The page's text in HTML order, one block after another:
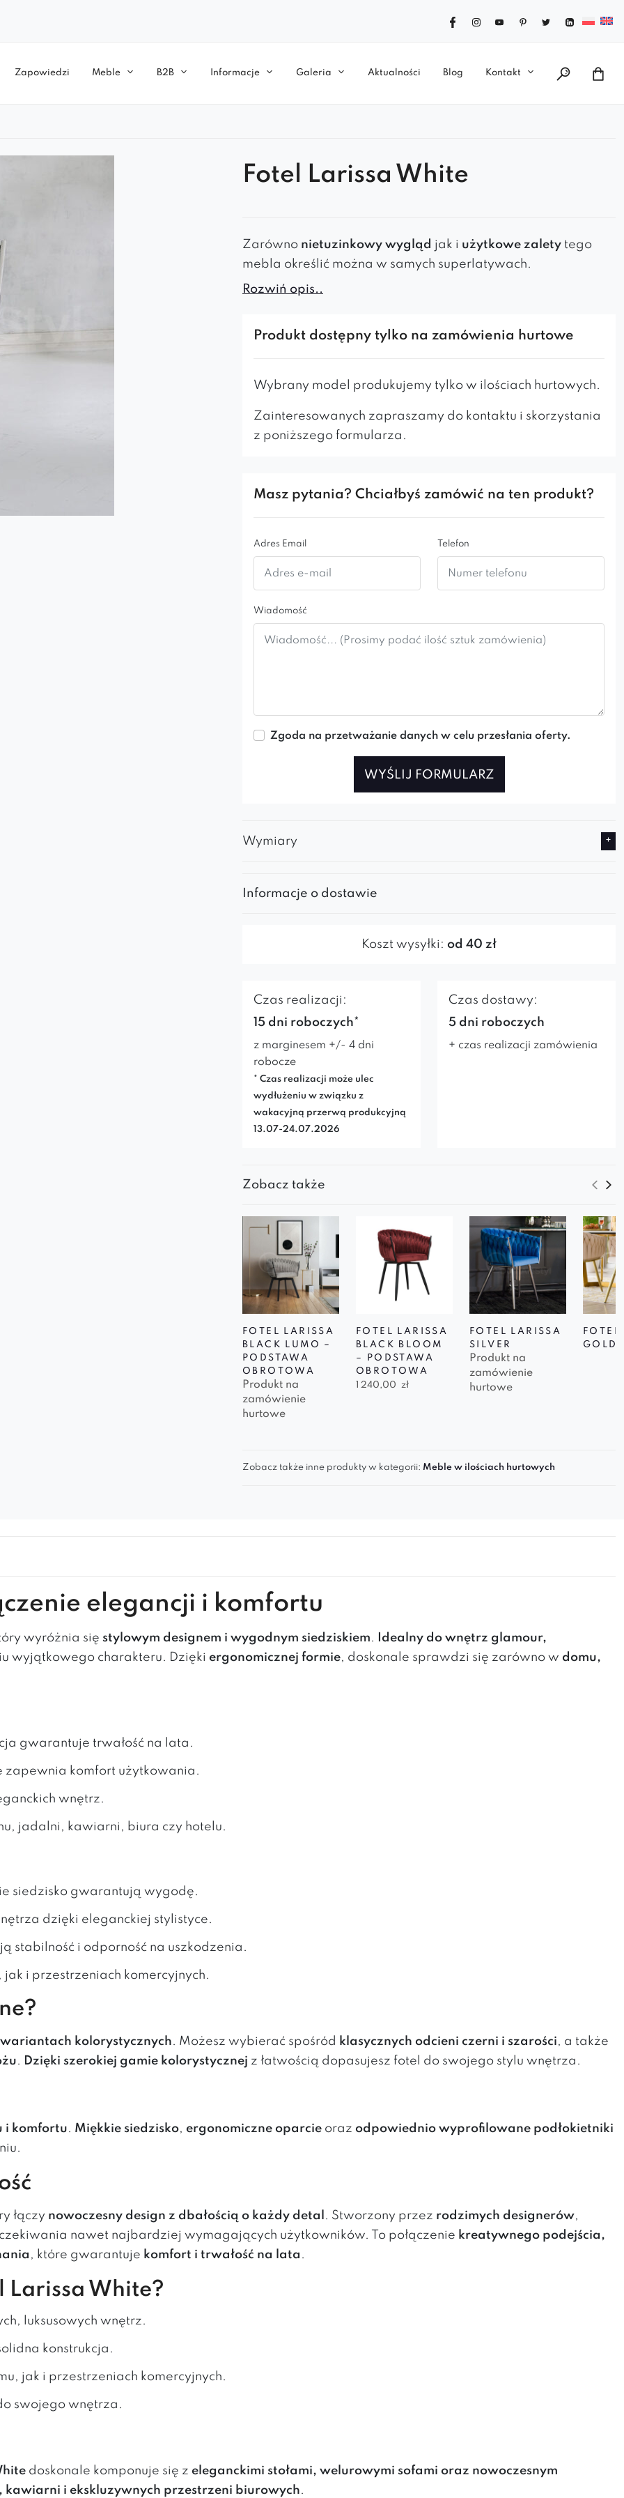
Zapowiedzi Meble B2B Informacje Galeria Aktualności Blog Kontakt
Fotel Larissa White
Zarówno nietuzinkowy wygląd jak i użytkowe zalety tego
mebla określić można w samych superlatywach.
Larissa łączy
Urzekające piękno plus
luksusowego charakteru– odsalonu domowego poprzez
gwiazdą czerwonych dywanów by tak właśnie się czuć – ten
pod każdym względem wyjątkowy, komfortowy fotel zawsze
W ofercie fotel Larissa dostępny jest w trzech wariantach:
odbiorców.
Mebel wykonujemy standardowo w tkaninie Riviera.
Rozwiń opis..
Produkt dostępny tylko na zamówienia hurtowe
Wybrany model produkujemy tylko w ilościach hurtowych.
Zainteresowanych zapraszamy do kontaktu i skorzystania
z poniższego formularza.
Masz pytania? Chciałbyś zamówić na ten produkt?
Adres Email Telefon
Wiadomość
Zgoda na przetważanie danych w celu przesłania oferty.
WYŚLIJ FORMULARZ
Wymiary
Informacje o dostawie
Koszt wysyłki: od 40 zł
Czas realizacji:
15 dni roboczych*
z marginesem +/- 4 dni
robocze
* Czas realizacji może ulec
wydłużeniu w związku z
wakacyjną przerwą produkcyjną
13.07-24.07.2026
Czas dostawy:
5 dni roboczych
+ czas realizacji zamówienia
Zobacz także
FOTEL LARISSA
BLACK LUMO –
PODSTAWA
OBROTOWA
Produkt na
zamówienie
hurtowe
FOTEL LARISSA
BLACK BLOOM
– PODSTAWA
OBROTOWA
1 240,00
zł
FOTEL LARISSA
SILVER
Produkt na
zamówienie
hurtowe
GOLD
Zobacz także inne produkty w kategorii: Meble w ilościach hurtowych
elegancji i komfortu
wyróżnia się stylowym designem i wygodnym siedziskiem.
Idealny do wnętrz glamour,
wyjątkowego charakteru. Dzięki ergonomicznej formie, doskonale sprawdzi się zarówno w domu,
gwarantuje trwałość na lata.
zapewnia komfort użytkowania.
wnętrz.
jadalni, kawiarni, biura czy hotelu.
siedzisko gwarantują wygodę.
dzięki eleganckiej stylistyce.
stabilność i odporność na uszkodzenia.
i przestrzeniach komercyjnych.
kolorystycznych. Możesz wybierać spośród klasycznych odcieni czerni i szarości, a także
. Dzięki szerokiej gamie kolorystycznej z łatwością dopasujesz fotel do swojego stylu wnętrza.
i komfortu. Miękkie siedzisko, ergonomiczne oparcie oraz odpowiednio wyprofilowane podłokietniki
łączy nowoczesny design z dbałością o każdy detal . Stworzony przez rodzimych designerów,
nawet najbardziej wymagających użytkowników. To połączenie kreatywnego podejścia,
, które gwarantuje komfort i trwałość na lata .
White?
luksusowych wnętrz.
konstrukcja.
jak i przestrzeniach komercyjnych.
swojego wnętrza.
doskonale komponuje się z eleganckimi stołami, welurowymi sofami oraz nowoczesnym
kawiarni i ekskluzywnych przestrzeni biurowych.